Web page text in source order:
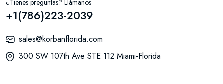
¿Tienes preguntas? Llámanos
+1(786)223-2039
sales@korbanflorida.com
300 SW 107th Ave STE 112 Miami-Florida